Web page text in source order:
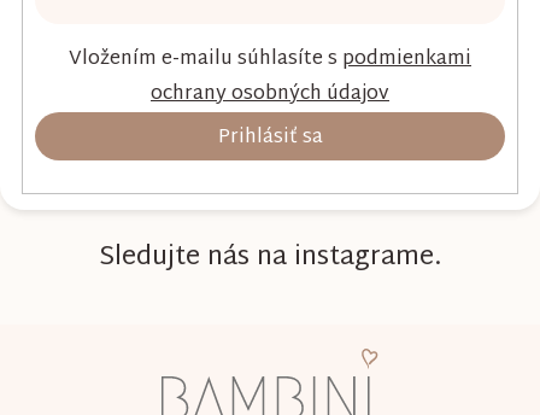
Vložením e-mailu súhlasíte s podmienkami
ochrany osobných údajov
Prihlásiť sa
Sledujte nás na instagrame.